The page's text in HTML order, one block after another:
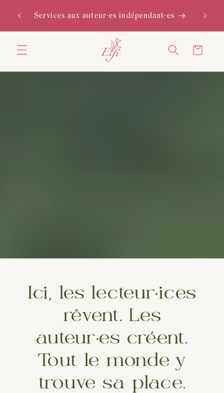
passer
contenu
Services aux auteur∙es indépendant∙es
Panier
Ici, les lecteur·ices
rêvent. Les
auteur·es créent.
Tout le monde y
trouve sa place.